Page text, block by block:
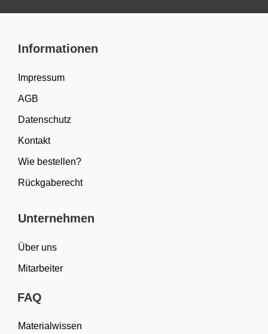
Informationen
Impressum
AGB
Datenschutz
Kontakt
Wie bestellen?
Rückgaberecht
Unternehmen
Über uns
Mitarbeiter
FAQ
Materialwissen